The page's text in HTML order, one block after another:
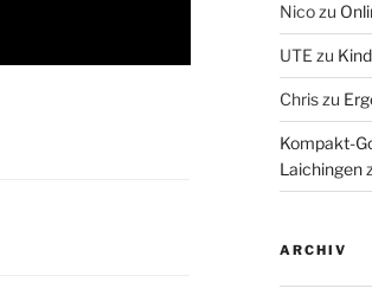
Nicozu
UTE zu
Chriszu
Kompakt-
Laichingen
ARCHIV